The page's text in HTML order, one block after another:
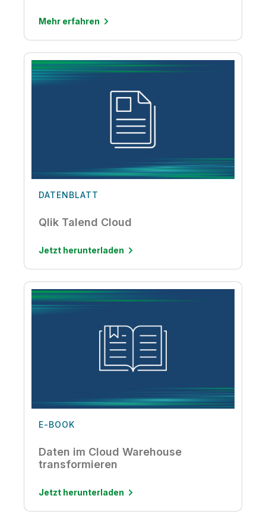
Mehr erfahren
DATENBLATT
Qlik Talend Cloud
Jetzt herunterladen
E-BOOK
Daten im Cloud Warehouse
transformieren
Jetzt herunterladen